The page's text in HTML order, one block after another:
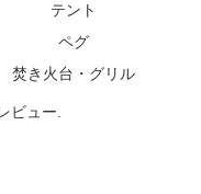
テント
ペグ
焚き火台・グリル
ビュー.